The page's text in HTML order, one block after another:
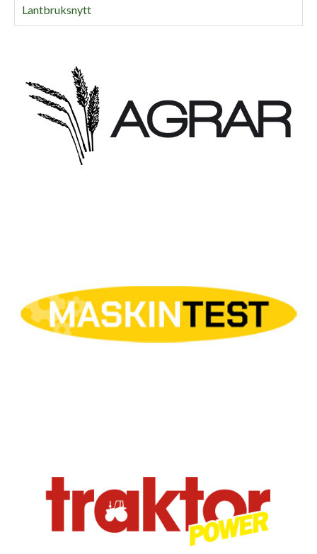
Lantbruksnytt